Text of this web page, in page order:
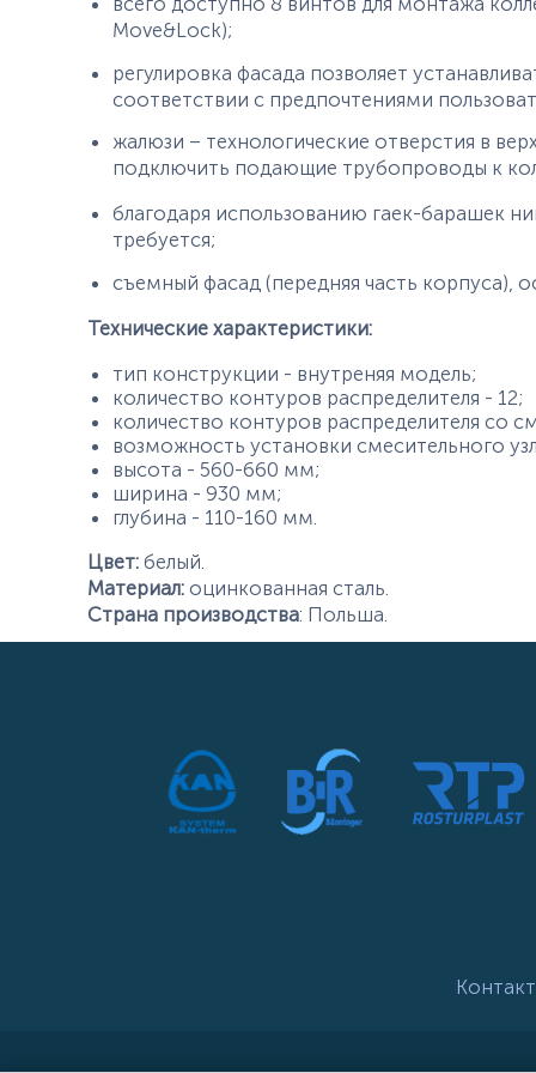
Move&Lock);
регулировка фасада позволяет
соответствии с предпочтениями
жалюзи – технологические отверстия в
подключить подающие трубопроводы к
благодаря использованию гаек-барашек
требуется;
съемный фасад (передняя часть корпуса),
Технические характеристики:
тип конструкции - внутреняя модель;
количество контуров распределителя - 12;
количество контуров распределителя со
возможность установки смесительного
высота - 560-660 мм;
ширина - 930 мм;
глубина - 110-160 мм.
Цвет: белый.
Материал:оцинкованная сталь.
Страна производства: Польша.